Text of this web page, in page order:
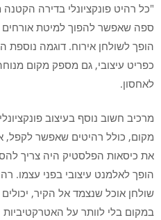
"כל רהיט פונקציונלי בדירה
ספה שאפשר להפוך למיטת אורחים
הופך לשולחן אירוח. דוגמה
כפריט עיצובי, גם מספק מקום
לאחסון.
מרכיב חשוב נוסף בעיצוב
מקום, כולל רהיטים שאפשר לקפל,
את כיסאות הפלסטיק היה צריך
הופך לאלמנט עיצובי בפני עצמו.
שולחן אוכל שנצמד אל הקיר,
במקום בלי לוותר על האטרקטיביות